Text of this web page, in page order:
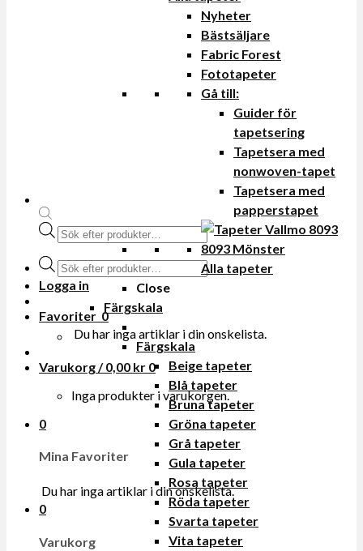
Produktsökning
Produktsökning
Logga in
Favoriter 0
Du har inga artiklar i din onskelista.
Varukorg /0,00 kr 0
Inga produkter i varukorgen.
0
Mina Favoriter
Du har inga artiklar i din onskelista.
0
Varukorg
Nyheter
Bästsäljare
Fabric Forest
Fototapeter
Gå till:
Guider för
tapetsering
Tapetsera med
nonwoven-tapet
Tapetsera med
papperstapet
Alla tapeter
Close
Färgskala
Färgskala
Beige tapeter
Blå tapeter
Bruna tapeter
Gröna tapeter
Grå tapeter
Gula tapeter
Rosa tapeter
Röda tapeter
Svarta tapeter
Vita tapeter